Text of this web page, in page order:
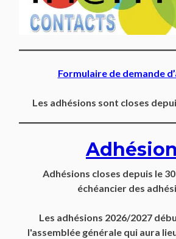
Formulaire de demande
Les adhésions sont closes
Adhésions closes depuis le
échéancier des
Les adhésions 2026/2027
l'assemblée générale qui aura